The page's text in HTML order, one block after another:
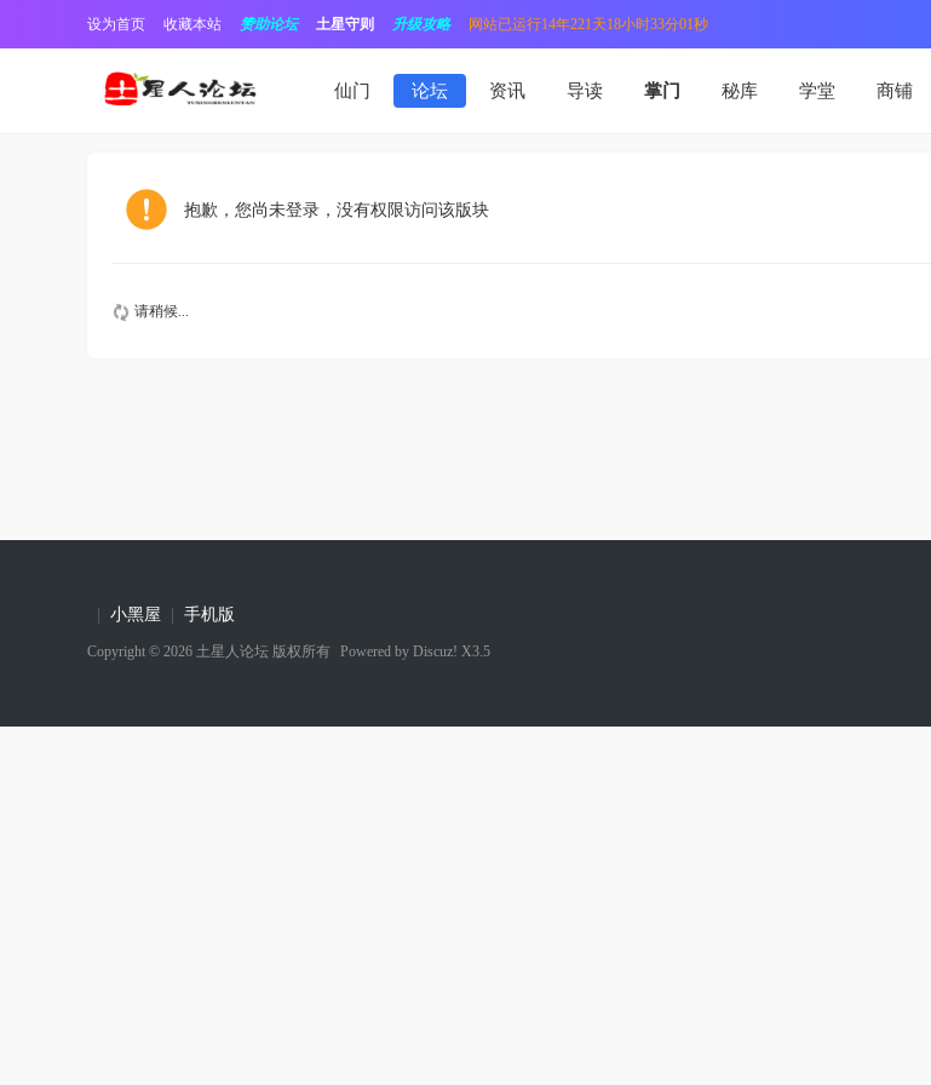
设为首页 收藏本站 赞助论坛 土星守则 升级攻略 网站已运行14年221天18小时33分01秒
仙门 论坛 资讯 导读 掌门 秘库 学堂 商铺
抱歉，您尚未登录，没有权限访问该版块
请稍候...
小黑屋 手机版
Copyright © 2026 土星人论坛 版权所有 Powered by Discuz! X3.5